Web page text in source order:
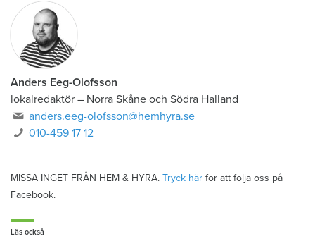
Anders Eeg-Olofsson
lokalredaktör – Norra Skåne och Södra Halland
anders.eeg-olofsson@hemhyra.se
010-459 17 12
MISSA INGET FRÅN HEM & HYRA. Tryck här för att följa oss på
Facebook.
Läs också